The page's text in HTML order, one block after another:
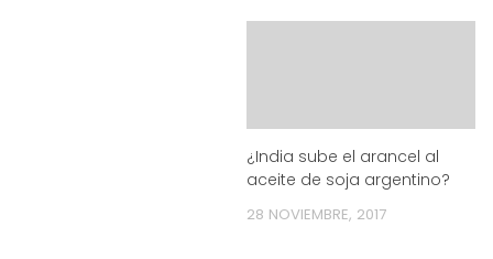
¿India sube el arancel al
aceite de soja argentino?
28 NOVIEMBRE, 2017